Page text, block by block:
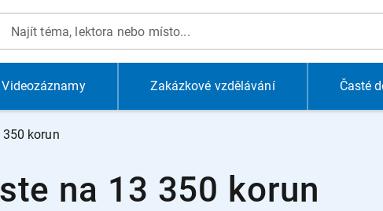
Videozáznamy Zakázkové vzdělávání Časté
korun
na 13 350 korun